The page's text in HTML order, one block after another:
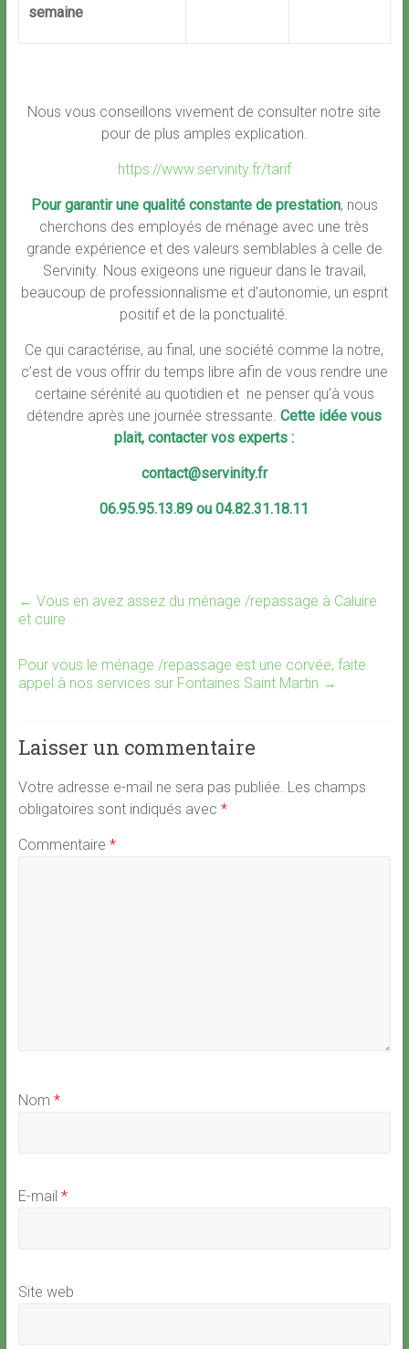
semaine
Nous vous conseillons vivement de consulter notre site
pour de plus amples explication.
https://www.servinity.fr/tarif
Pour garantir une qualité constante de prestation, nous
cherchons des employés de ménage avec une très
grande expérience et des valeurs semblables à celle de
Servinity. Nous exigeons une rigueur dans le travail,
beaucoup de professionnalisme et d’autonomie, un esprit
positif et de la ponctualité.
Ce qui caractérise, au final, une société comme la notre,
c’est de vous offrir du temps libre afin de vous rendre une
certaine sérénité au quotidien et ne penser qu’à vous
détendre après une journée stressante.Cette idée vous
plait, contacter vos experts :
contact@servinity.fr
06.95.95.13.89 ou 04.82.31.18.11
← Vous en avez assez du ménage /repassage à Caluire
et cuire
Pour vous le ménage /repassage est une corvée, faite
appel à nos services sur Fontaines Saint Martin →
Laisser un commentaire
Votre adresse e-mail ne sera pas publiée. Les champs
obligatoires sont indiqués avec *
Commentaire *
Nom *
E-mail *
Site web